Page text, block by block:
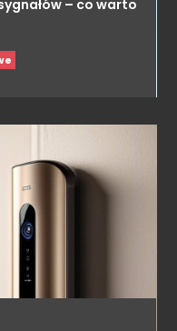
– co warto